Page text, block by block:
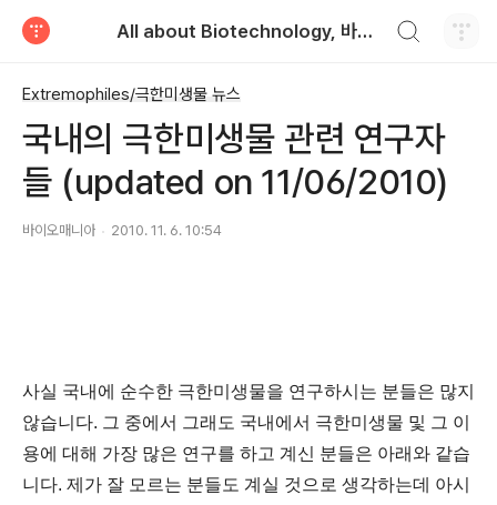
All about Biotechnology, 바이오텍의 모든 것
Extremophiles/극한미생물 뉴스
국내의 극한미생물 관련 연구자
들 (updated on 11/06/2010)
바이오매니아 2010. 11. 6. 10:54
사실 국내에 순수한 극한미생물을 연구하시는 분들은 많지
않습니다. 그 중에서 그래도 국내에서 극한미생물 및 그 이
용에 대해 가장 많은 연구를 하고 계신 분들은 아래와 같습
니다. 제가 잘 모르는 분들도 계실 것으로 생각하는데 아시